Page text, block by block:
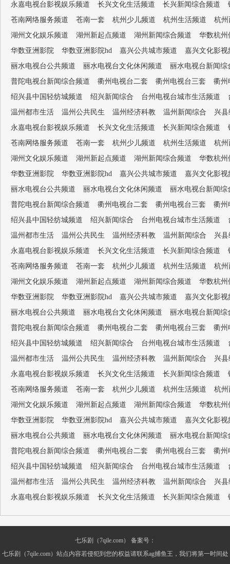
永嘉电视台影视娱乐频道
长兴文化生活频道 长兴新闻综合频道
苍南网络服务频道
苍南一套 杭州少儿频道 杭州生活频道
杭州
湖州文化娱乐频道
湖州新起点频道 湖州新闻综合频道
华数杭州
华数亚洲影院
华数亚洲影院hd 嘉兴公共城市频道
嘉兴文化影视
丽水电视台公共频道
丽水电视台文化休闲频道
丽水电视台新闻综
普陀电视台新闻综合频道
衢州电视台二套 衢州电视台三套
衢州
绍兴县中国轻纺城频道
绍兴新闻综合 台州电视台城市生活频道
温州都市生活
温州公共民生 温州经济科教 温州新闻综合
兴
永嘉电视台影视娱乐频道
长兴文化生活频道 长兴新闻综合频道
苍南网络服务频道
苍南一套 杭州少儿频道 杭州生活频道
杭州
湖州文化娱乐频道
湖州新起点频道 湖州新闻综合频道
华数杭州
华数亚洲影院
华数亚洲影院hd 嘉兴公共城市频道
嘉兴文化影视
丽水电视台公共频道
丽水电视台文化休闲频道
丽水电视台新闻综
普陀电视台新闻综合频道
衢州电视台二套 衢州电视台三套
衢州
绍兴县中国轻纺城频道
绍兴新闻综合 台州电视台城市生活频道
温州都市生活
温州公共民生 温州经济科教 温州新闻综合
兴
永嘉电视台影视娱乐频道
长兴文化生活频道 长兴新闻综合频道
苍南网络服务频道
苍南一套 杭州少儿频道 杭州生活频道
杭州
湖州文化娱乐频道
湖州新起点频道 湖州新闻综合频道
华数杭州
华数亚洲影院
华数亚洲影院hd 嘉兴公共城市频道
嘉兴文化影视
丽水电视台公共频道
丽水电视台文化休闲频道
丽水电视台新闻综
普陀电视台新闻综合频道
衢州电视台二套 衢州电视台三套
衢州
绍兴县中国轻纺城频道
绍兴新闻综合 台州电视台城市生活频道
温州都市生活
温州公共民生 温州经济科教 温州新闻综合
兴
永嘉电视台影视娱乐频道
长兴文化生活频道 长兴新闻综合频道
苍南网络服务频道
苍南一套 杭州少儿频道 杭州生活频道
杭州
湖州文化娱乐频道
湖州新起点频道 湖州新闻综合频道
华数杭州
华数亚洲影院
华数亚洲影院hd 嘉兴公共城市频道
嘉兴文化影视
丽水电视台公共频道
丽水电视台文化休闲频道
丽水电视台新闻综
普陀电视台新闻综合频道
衢州电视台二套 衢州电视台三套
衢州
绍兴县中国轻纺城频道
绍兴新闻综合 台州电视台城市生活频道
温州都市生活
温州公共民生 温州经济科教 温州新闻综合
兴
永嘉电视台影视娱乐频道
长兴文化生活频道 长兴新闻综合频道
七乐剧（7qile.com） 备案号：
七乐剧（7qile.com）站点内容若侵犯到您的权益请联系ag捕鱼王，我们将第一时间处